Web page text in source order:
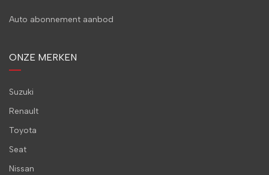
Auto abonnement aanbod
ONZE MERKEN
Suzuki
Renault
Toyota
Seat
Nissan